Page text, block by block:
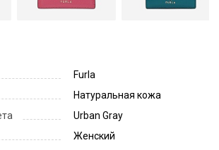
Furla
Натуральная кожа
Urban Gray
Женский